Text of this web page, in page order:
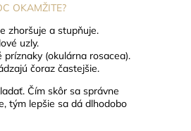
OKAMŽITE?
zhoršuje a stupňuje.
uzly.
príznaky (okulárna rosacea).
čoraz častejšie.
Čím skôr sa správne
tým lepšie sa dá dlhodobo